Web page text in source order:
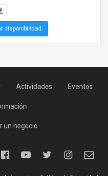
disponibilidad
Actividades Eventos
un negocio